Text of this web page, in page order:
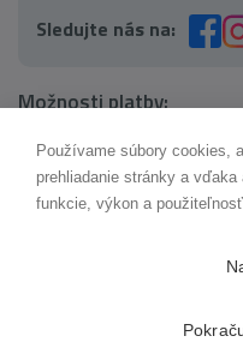
Sledujte nás na:
Možnosti platby:
AI pomocník
Online
Používame súbory cookies,
prehliadanie stránky a
funkcie, výkon a